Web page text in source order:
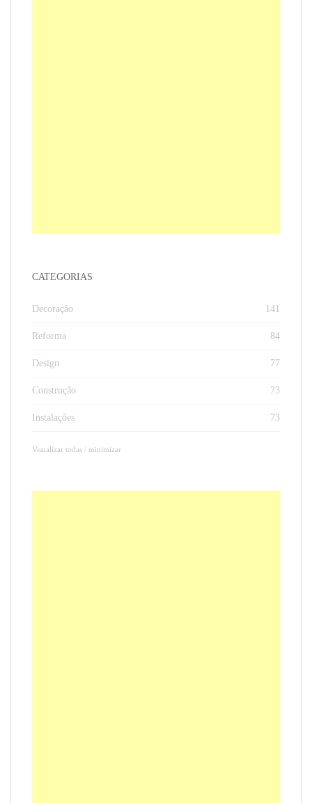
CATEGORIAS
Decoração 141
Reforma 84
Design 77
Construção 73
Instalações 73
Visualizar todas / minimizar